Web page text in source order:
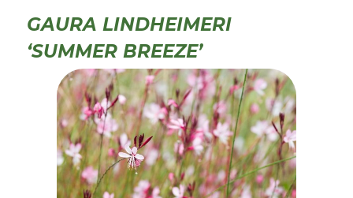
GAURA LINDHEIMERI
‘SUMMER BREEZE’